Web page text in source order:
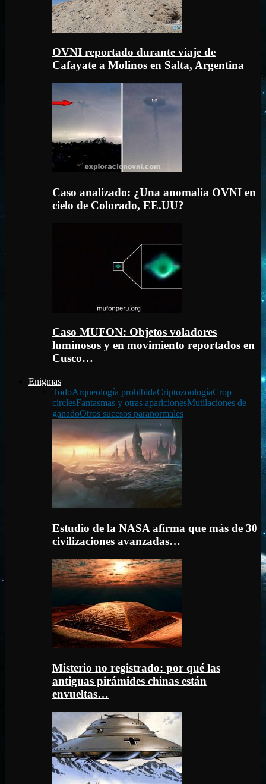
OVNI reportado durante viaje de
Cafayate a Molinos en Salta, Argentina
Caso analizado: ¿Una anomalía OVNI en
cielo de Colorado, EE.UU?
Caso MUFON: Objetos voladores
luminosos y en movimiento reportados en
Cusco…
Enigmas
TodoArqueología prohibidaCriptozoologíaCrop
circlesFantasmas y otras aparicionesMutilaciones de
ganadoOtros sucesos paranormales
Estudio de la NASA afirma que más de 30
civilizaciones avanzadas…
Misterio no registrado: por qué las
antiguas pirámides chinas están
envueltas…